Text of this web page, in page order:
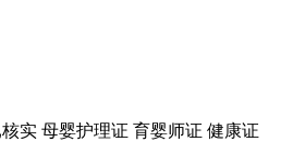
实 母婴护理证 育婴师证 健康证